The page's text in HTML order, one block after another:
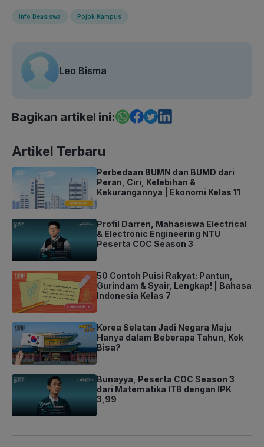
Info Beasiswa Pojok Kampus
Leo Bisma
Bagikan artikel ini:
Artikel Terbaru
Perbedaan BUMN dan BUMD dari
Peran, Ciri, Kelebihan &
Kekurangannya | Ekonomi Kelas 11
Profil Darren, Mahasiswa Electrical
& Electronic Engineering NTU
Peserta COC Season 3
50 Contoh Puisi Rakyat: Pantun,
Gurindam & Syair, Lengkap! | Bahasa
Indonesia Kelas 7
Korea Selatan Jadi Negara Maju
Hanya dalam Beberapa Tahun, Kok
Bisa?
Bunayya, Peserta COC Season 3
dari Matematika ITB dengan IPK
3,99